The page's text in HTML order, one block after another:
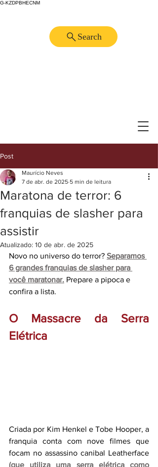
G-KZDPBHECNM
Search
Post
Maratona de terror: 6
franquias de slasher para
assistir
Maurício Neves
7 de abr. de 2025 5 min de leitura
Atualizado: 10 de abr. de 2025
Novo no universo do terror? Separamos
6 grandes franquias de slasher para
você maratonar. Prepare a pipoca e
confira a lista.
O Massacre da Serra
Elétrica
Criada por Kim Henkel e Tobe Hooper, a
franquia conta com nove filmes que
(que utiliza uma serra elétrica como